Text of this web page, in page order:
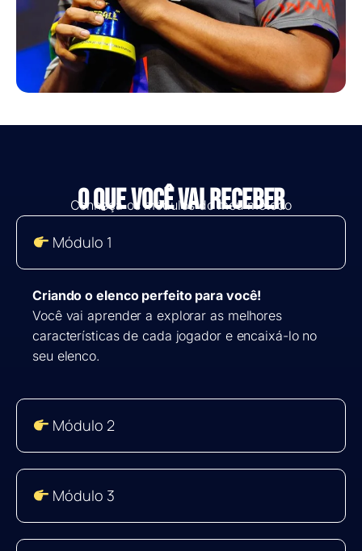
O QUE VOCÊ VAI RECEBER
Conheça os módulos do meu método
Módulo 1
Criando o elenco perfeito para você!
Você vai aprender a explorar as melhores
características de cada jogador e encaixá-lo no
seu elenco.
Módulo 2
Módulo 3